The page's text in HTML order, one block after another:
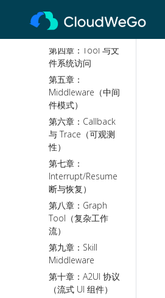
与 Session（持久
化对话）
第四章：Tool 与文
件系统访问
第五章：
Middleware（中间
件模式）
第六章：Callback
与 Trace（可观测
性）
第七章：
Interrupt/Resume（中
断与恢复）
第八章：Graph
Tool（复杂工作
流）
第九章：Skill
Middleware
第十章：A2UI 协议
（流式 UI 组件）